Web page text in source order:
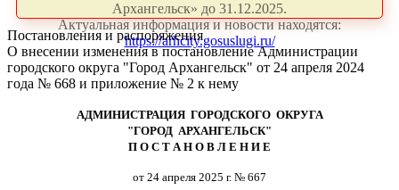
Архангельск» до 31.12.2025.
Актуальная информация и новости находятся:
https://arhcity.gosuslugi.ru/
Постановления и распоряжения
О внесении изменения в постановление Администрации
городского округа "Город Архангельск" от 24 апреля 2024
года № 668 и приложение № 2 к нему
АДМИНИСТРАЦИЯ ГОРОДСКОГО ОКРУГА
"ГОРОД АРХАНГЕЛЬСК"
П О С Т А Н О В Л Е Н И Е
от 24 апреля 2025 г. № 667